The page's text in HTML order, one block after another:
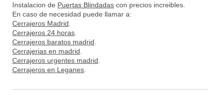
Instalacion de Puertas Blindadas con precios increibles.
En caso de necesidad puede llamar a:
Cerrajeros Madrid
Cerrajeros 24 horas
Cerrajeros baratos madrid
Cerrajerias en madrid
Cerrajeros urgentes madrid
Cerrajeros en Leganes